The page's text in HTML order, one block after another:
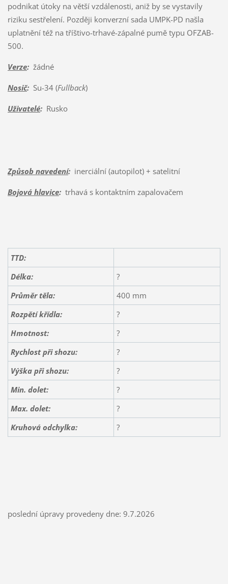
podnikat útoky na větší vzdálenosti, aniž by se vystavily
riziku sestřelení. Později konverzní sada UMPK-PD našla
uplatnění též na tříštivo-trhavé-zápalné pumě typu OFZAB-
500.
Verze:žádné
Nosič:Su-34 (Fullback)
Uživatelé:Rusko
Způsob navedení:inerciální (autopilot) + satelitní
Bojová hlavice:trhavá s kontaktním zapalovačem
TTD:
Délka:
?
Průměr těla:
400 mm
Rozpětíkřídla:
?
Hmotnost:
?
Rychlost při shozu:
?
Výška při shozu:
?
Min. dolet:
?
Max. dolet:
?
Kruhová odchylka:
?
poslední úpravy provedeny dne: 9.7.2026